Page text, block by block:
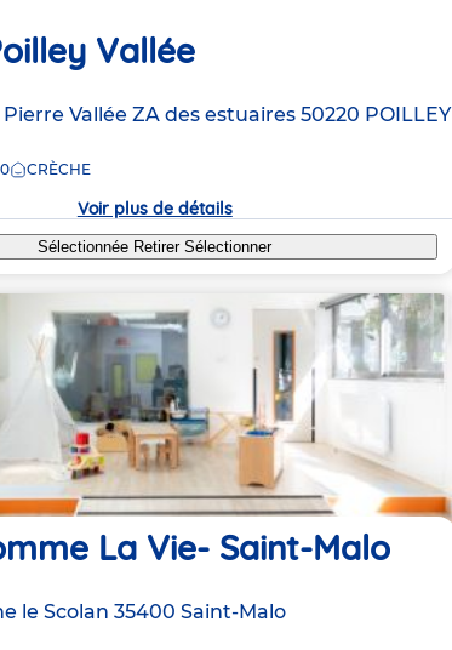
Vallée
Vallée ZA des estuaires 50220 POILLEY
CRÈCHE
Voir plus de détails
Sélectionnée RetirerSélectionner
La Vie- Saint-Malo
le Scolan 35400 Saint-Malo